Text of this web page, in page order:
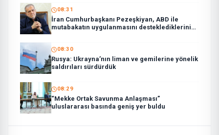
08:31
İran Cumhurbaşkanı Pezeşkiyan, ABD ile
mutabakatın uygulanmasını desteklediklerini
08:30
Rusya: Ukrayna’nın liman ve gemilerine yönelik
saldırıları sürdürdük
08:29
“Mekke Ortak Savunma Anlaşması”
uluslararası basında geniş yer buldu